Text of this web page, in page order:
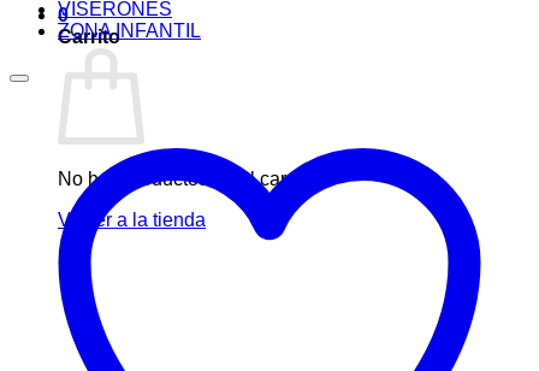
0
Carrito
No hay productos en el carrito.
Volver a la tienda
VISERONES
ZONA INFANTIL